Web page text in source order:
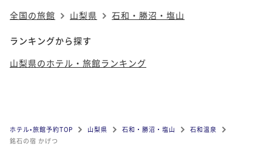
全国の旅館
山梨県 石和・勝沼・塩山
ランキングから探す
山梨県のホテル・旅館ランキング
ホテル•旅館予約TOP 山梨県 石和・勝沼・塩山
石和温泉
銘石の宿 かげつ